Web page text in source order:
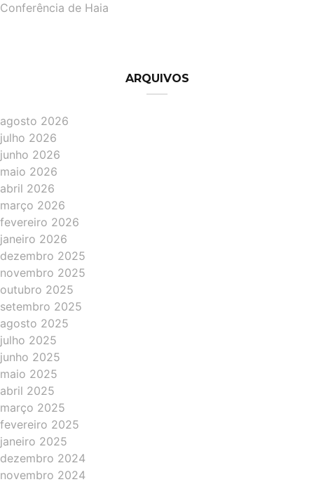
Conferência de Haia
ARQUIVOS
agosto 2026
julho 2026
junho 2026
maio 2026
abril 2026
março 2026
fevereiro 2026
janeiro 2026
dezembro 2025
novembro 2025
outubro 2025
setembro 2025
agosto 2025
julho 2025
junho 2025
maio 2025
abril 2025
março 2025
fevereiro 2025
janeiro 2025
dezembro 2024
novembro 2024